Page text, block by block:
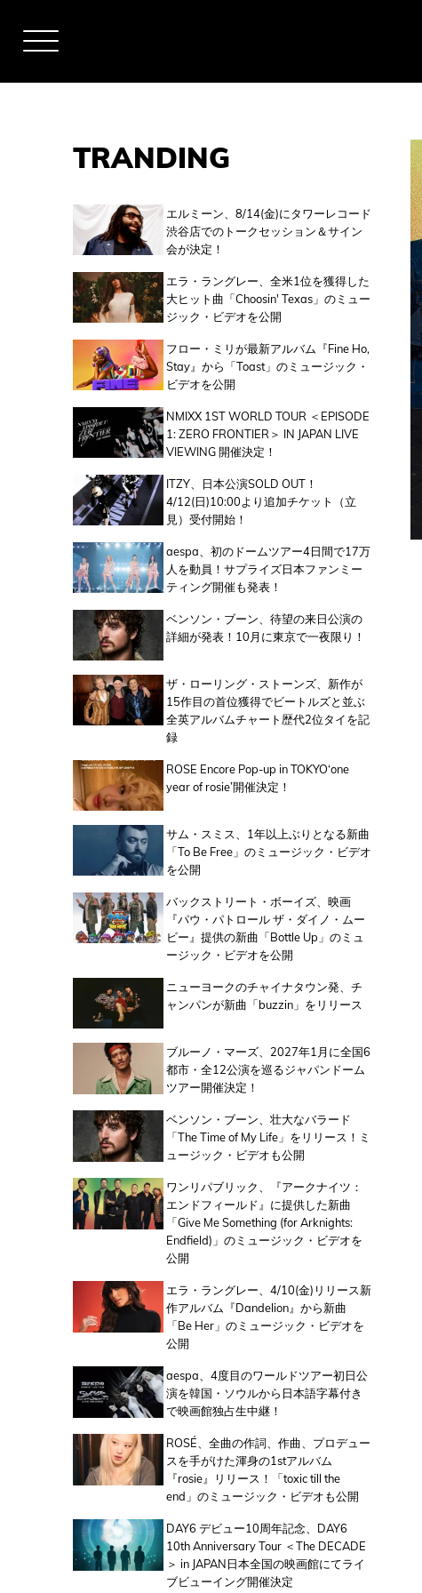
TRANDING
エルミーン、8/14(金)にタワーレコード
渋谷店でのトークセッション＆サイン
会が決定！
エラ・ラングレー、全米1位を獲得した
大ヒット曲「Choosin' Texas」のミュー
ジック・ビデオを公開
フロー・ミリが最新アルバム『Fine Ho,
Stay』から「Toast」のミュージック・
ビデオを公開
NMIXX 1ST WORLD TOUR ＜EPISODE
1: ZERO FRONTIER＞ IN JAPAN LIVE
VIEWING 開催決定！
ITZY、日本公演SOLD OUT！
4/12(日)10:00より追加チケット（立
見）受付開始！
aespa、初のドームツアー4日間で17万
人を動員！サプライズ日本ファンミー
ティング開催も発表！
ベンソン・ブーン、待望の来日公演の
詳細が発表！10月に東京で一夜限り！
ザ・ローリング・ストーンズ、新作が
15作目の首位獲得でビートルズと並ぶ
全英アルバムチャート歴代2位タイを記
録
ROSE Encore Pop-up in TOKYO‘one
year of rosie’開催決定！
サム・スミス、1年以上ぶりとなる新曲
「To Be Free」のミュージック・ビデオ
を公開
バックストリート・ボーイズ、映画
『パウ・パトロール ザ・ダイノ・ムー
ビー』提供の新曲「Bottle Up」のミュ
ージック・ビデオを公開
ニューヨークのチャイナタウン発、チ
ャンパンが新曲「buzzin」をリリース
ブルーノ・マーズ、2027年1月に全国6
都市・全12公演を巡るジャパンドーム
ツアー開催決定！
ベンソン・ブーン、壮大なバラード
「The Time of My Life」をリリース！ミ
ュージック・ビデオも公開
ワンリパブリック、『アークナイツ：
エンドフィールド』に提供した新曲
「Give Me Something (for Arknights:
Endfield)」のミュージック・ビデオを
公開
エラ・ラングレー、4/10(金)リリース新
作アルバム『Dandelion』から新曲
「Be Her」のミュージック・ビデオを
公開
aespa、4度目のワールドツアー初日公
演を韓国・ソウルから日本語字幕付き
で映画館独占生中継！
ROSÉ、全曲の作詞、作曲、プロデュー
スを手がけた渾身の1stアルバム
『rosie』リリース！「toxic till the
end」のミュージック・ビデオも公開
DAY6 デビュー10周年記念、DAY6
10th Anniversary Tour ＜The DECADE
＞ in JAPAN日本全国の映画館にてライ
ブビューイング開催決定